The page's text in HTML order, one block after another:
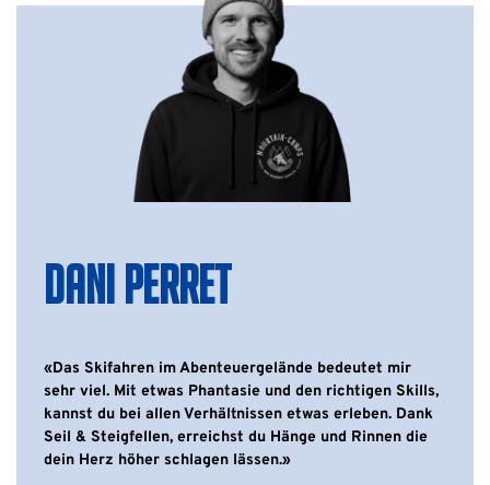
DANI PERRET
«Das Skifahren im Abenteuergelände bedeutet mir
sehr viel. Mit etwas Phantasie und den richtigen Skills,
kannst du bei allen Verhältnissen etwas erleben. Dank
Seil & Steigfellen, erreichst du Hänge und Rinnen die
dein Herz höher schlagen lässen.»